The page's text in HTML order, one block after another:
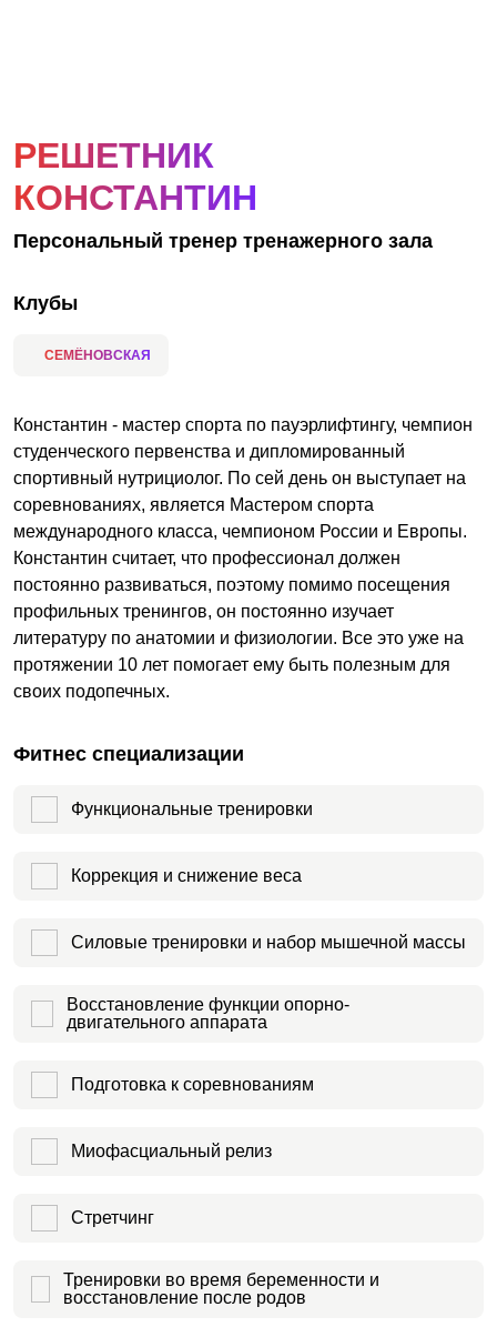
РЕШЕТНИК
КОНСТАНТИН
Персональный тренер тренажерного зала
Клубы
СЕМЁНОВСКАЯ
Константин - мастер спорта по пауэрлифтингу, чемпион
студенческого первенства и дипломированный
спортивный нутрициолог. По сей день он выступает на
соревнованиях, является Мастером спорта
международного класса, чемпионом России и Европы.
Константин считает, что профессионал должен
постоянно развиваться, поэтому помимо посещения
профильных тренингов, он постоянно изучает
литературу по анатомии и физиологии. Все это уже на
протяжении 10 лет помогает ему быть полезным для
своих подопечных.
Фитнес специализации
Функциональные тренировки
Коррекция и снижение веса
Силовые тренировки и набор мышечной массы
Восстановление функции опорно-
двигательного аппарата
Подготовка к соревнованиям
Миофасциальный релиз
Стретчинг
Тренировки во время беременности и
восстановление после родов